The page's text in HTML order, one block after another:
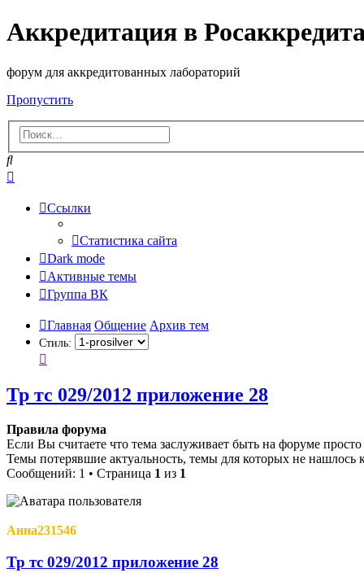
Аккредитация в
форум для аккредитованных лабораторий
Пропустить
Поиск
Ссылки
Статистика сайта
Dark mode
Активные темы
Группа ВК
Главная Общение Архив тем
Стиль:
Тр тс 029/2012 приложение 28
Правила форума
Если Вы считаете что тема заслуживает быть на форуме
Темы потерявшие актуальность, темы для которых не
Сообщений: 1 • Страница 1 из 1
Анна231546
Тр тс 029/2012 приложение 28